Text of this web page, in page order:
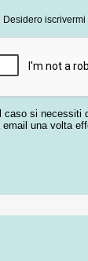
Desidero
caso si necessiti
email una volta